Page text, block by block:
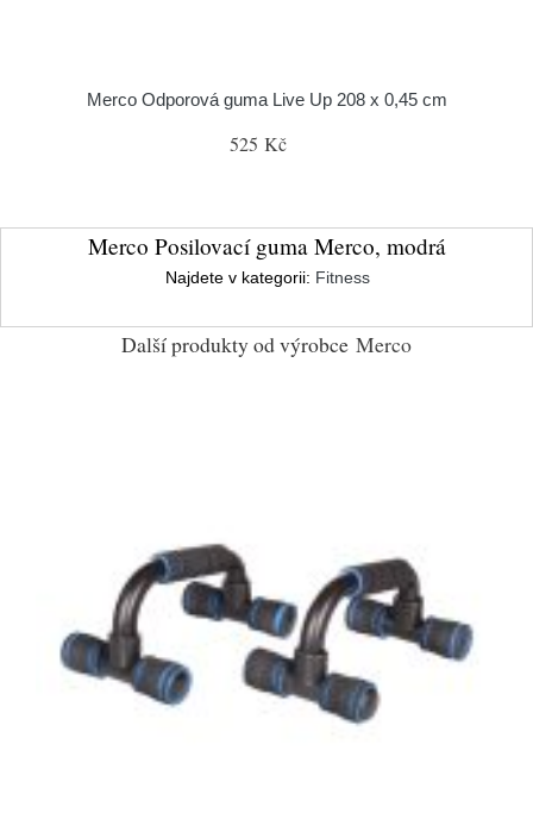
Merco Odporová guma Live Up 208 x 0,45 cm
525 Kč
Merco Posilovací guma Merco, modrá
Najdete v kategorii: Fitness
Další produkty od výrobce Merco